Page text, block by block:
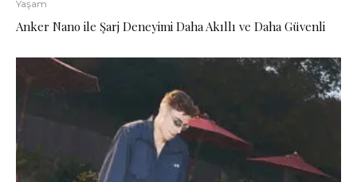
Yaşam
Anker Nano ile Şarj Deneyimi Daha Akıllı ve Daha Güvenli